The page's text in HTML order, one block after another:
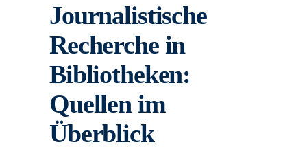
Journalistische
Recherche in
Bibliotheken:
Quellen im
Überblick